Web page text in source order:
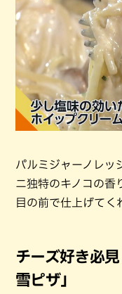
パルミジャーノレッ
ニ独特のキノコの香
目の前で仕上げてく
チーズ好き必
雪ピザ」